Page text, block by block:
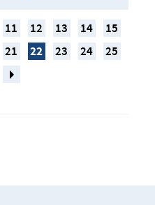
11 12 13 14
15
21 22 23 24
25